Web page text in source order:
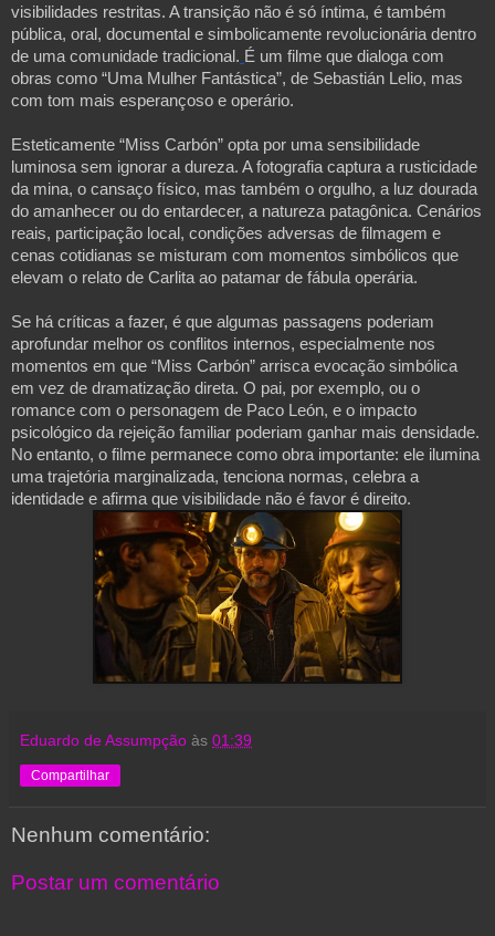
visibilidades restritas. A transição não é só íntima, é também
pública, oral, documental e simbolicamente revolucionária dentro
de uma comunidade tradicional. É um filme que dialoga com
obras como “Uma Mulher Fantástica”, de Sebastián Lelio, mas
com tom mais esperançoso e operário.
Esteticamente “Miss Carbón” opta por uma sensibilidade
luminosa sem ignorar a dureza. A fotografia captura a rusticidade
da mina, o cansaço físico, mas também o orgulho, a luz dourada
do amanhecer ou do entardecer, a natureza patagônica. Cenários
reais, participação local, condições adversas de filmagem e
cenas cotidianas se misturam com momentos simbólicos que
elevam o relato de Carlita ao patamar de fábula operária.
Se há críticas a fazer, é que algumas passagens poderiam
aprofundar melhor os conflitos internos, especialmente nos
momentos em que “Miss Carbón” arrisca evocação simbólica
em vez de dramatização direta. O pai, por exemplo, ou o
romance com o personagem de Paco León, e o impacto
psicológico da rejeição familiar poderiam ganhar mais densidade.
No entanto, o filme permanece como obra importante: ele ilumina
uma trajetória marginalizada, tenciona normas, celebra a
identidade e afirma que visibilidade não é favor é direito.
Eduardo de Assumpção às 01:39
Compartilhar
Nenhum comentário:
Postar um comentário